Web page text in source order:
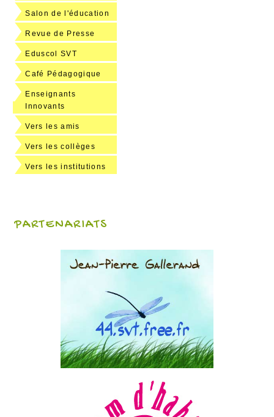
Salon de l'éducation
Revue de Presse
Eduscol SVT
Café Pédagogique
Enseignants
Innovants
Vers les amis
Vers les collèges
Vers les institutions
PARTENARIATS